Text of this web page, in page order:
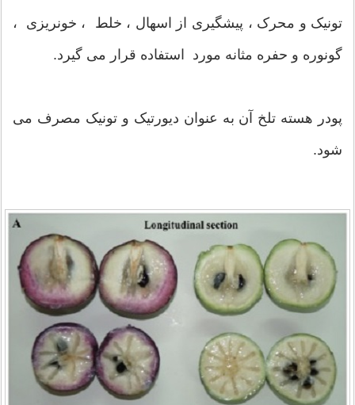
تونیک و محرک ، پیشگیری از اسهال ، خلط ، خونریزی ،
گونوره و حفره مثانه مورد استفاده قرار می گیرد.
پودر هسته تلخ آن به عنوان دیورتیک و تونیک مصرف می
شود.